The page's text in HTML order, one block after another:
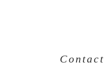
Contact